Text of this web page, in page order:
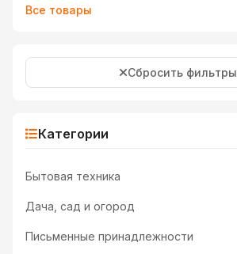
Все товары
Сбросить фильтры
Категории
Бытовая техника
Дача, сад и огород
Письменные принадлежности